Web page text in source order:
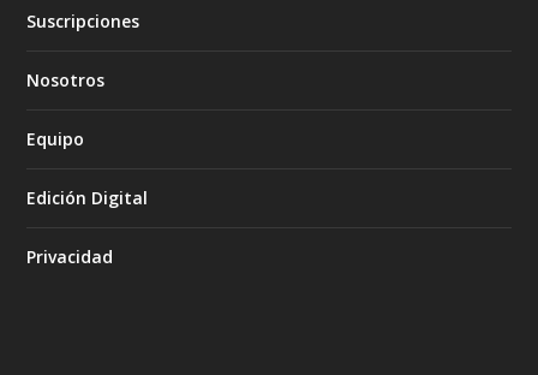
Suscripciones
Nosotros
Equipo
Edición Digital
Privacidad